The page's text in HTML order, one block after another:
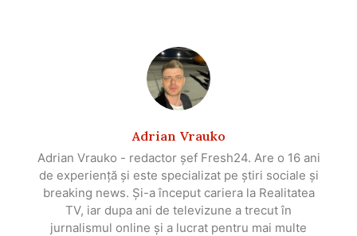
Adrian Vrauko
Adrian Vrauko - redactor șef Fresh24. Are o 16 ani
de experiență și este specializat pe știri sociale și
breaking news. Și-a început cariera la Realitatea
TV, iar dupa ani de televizune a trecut în
jurnalismul online și a lucrat pentru mai multe